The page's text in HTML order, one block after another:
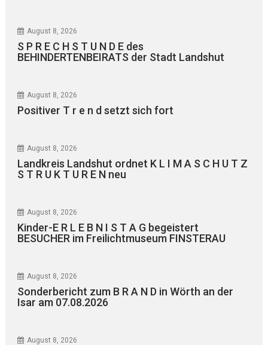
August 8, 2026
S P R E C H S T U N D E des
BEHINDERTENBEIRATS der Stadt Landshut
August 8, 2026
Positiver T r e n d setzt sich fort
August 8, 2026
Landkreis Landshut ordnet K L I M A S C H U T Z
S T R U K T U R E N neu
August 8, 2026
Kinder-E R L E B N I S T A G begeistert
BESUCHER im Freilichtmuseum FINSTERAU
August 8, 2026
Sonderbericht zum B R A N D in Wörth an der
Isar am 07.08.2026
August 8, 2026